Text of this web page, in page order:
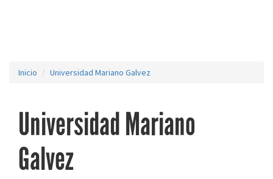
Inicio Universidad Mariano Galvez
Universidad Mariano
Galvez